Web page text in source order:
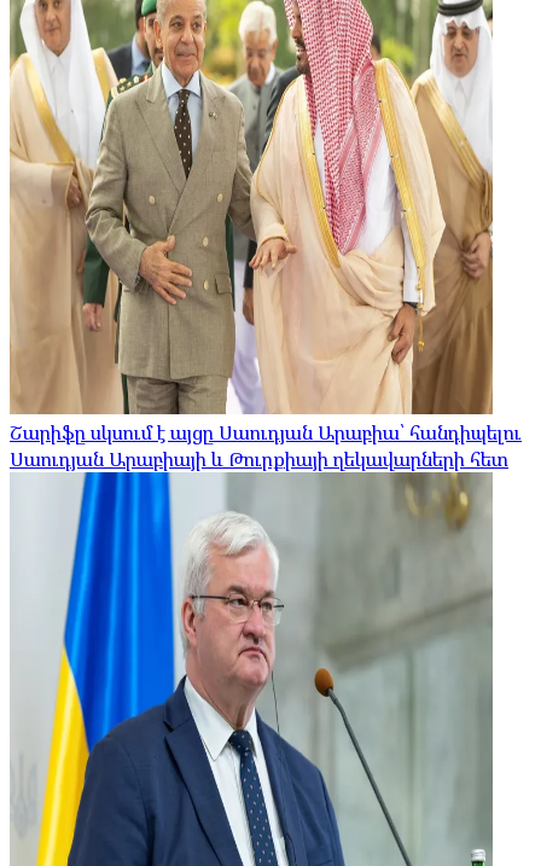
Շարիֆը սկսում է այցը Սաուդյան Արաբիա՝ հանդիպելու
Սաուդյան Արաբիայի և Թուրքիայի ղեկավարների հետ